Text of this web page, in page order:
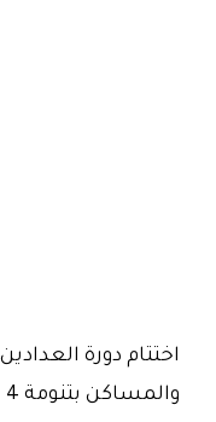
اختتام دورة
والمساكن بتنومة 4